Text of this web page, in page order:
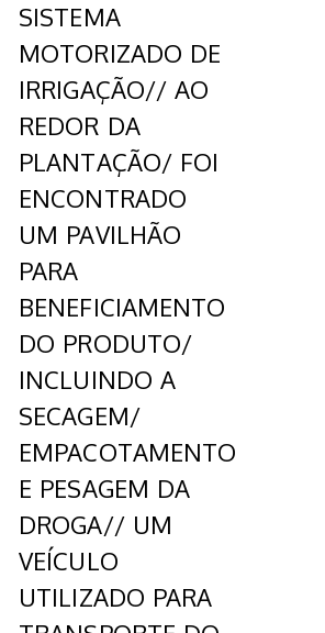
SISTEMA
MOTORIZADO DE
IRRIGAÇÃO// AO
REDOR DA
PLANTAÇÃO/ FOI
ENCONTRADO
UM PAVILHÃO
PARA
BENEFICIAMENTO
DO PRODUTO/
INCLUINDO A
SECAGEM/
EMPACOTAMENTO
E PESAGEM DA
DROGA// UM
VEÍCULO
UTILIZADO PARA